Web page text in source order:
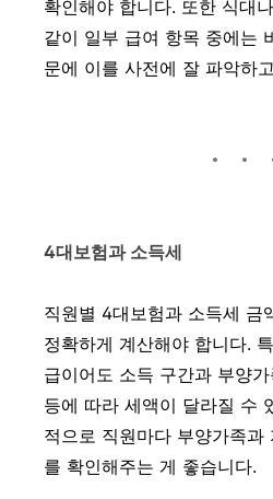
확인해야 합니다. 또한 식대
같이 일부 급여 항목 중에는
문에 이를 사전에 잘 파악하
4대보험과 소득세
직원별 4대보험과 소득세 금
정확하게 계산해야 합니다.
급이어도 소득 구간과 부양
등에 따라 세액이 달라질 수
적으로 직원마다 부양가족과
를 확인해주는 게 좋습니다.